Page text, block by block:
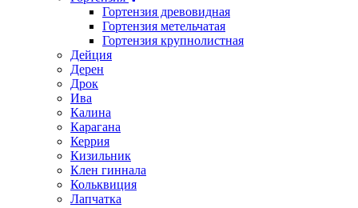
Гортензия древовидная
Гортензия метельчатая
Гортензия крупнолистная
Дейция
Дерен
Дрок
Ива
Калина
Карагана
Керрия
Кизильник
Клен гиннала
Кольквиция
Лапчатка